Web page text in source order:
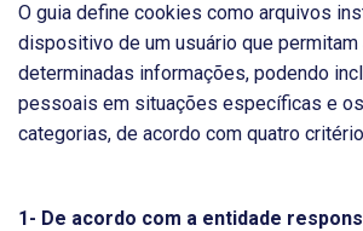
O guia define cookies como arquivos
dispositivo de um usuário que permitam
determinadas informações, podendo
pessoais em situações específicas e
categorias, de acordo com quatro
1- De acordo com a entidade